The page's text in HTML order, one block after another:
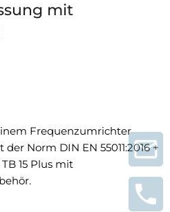
mit
Frequenzumrichter
Norm DIN EN 55011:2016 +
15 Plus mit